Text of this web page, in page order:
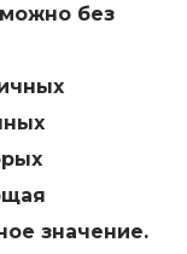
без
значение.